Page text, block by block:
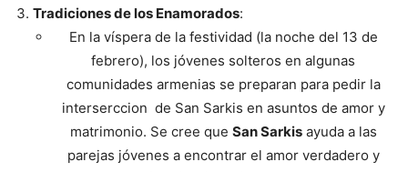
Tradiciones de los Enamorados:
En la víspera de la festividad (la noche del 13 de
febrero), los jóvenes solteros en algunas
comunidades armenias se preparan para pedir la
interserccion de San Sarkis en asuntos de amor y
matrimonio. Se cree que San Sarkisayuda a las
parejas jóvenes a encontrar el amor verdadero y